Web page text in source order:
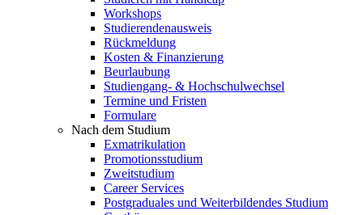
Workshops
Studierendenausweis
Rückmeldung
Kosten & Finanzierung
Beurlaubung
Studiengang- & Hochschulwechsel
Termine und Fristen
Formulare
Nach dem Studium
Exmatrikulation
Promotionsstudium
Zweitstudium
Career Services
Postgraduales und Weiterbildendes Studium